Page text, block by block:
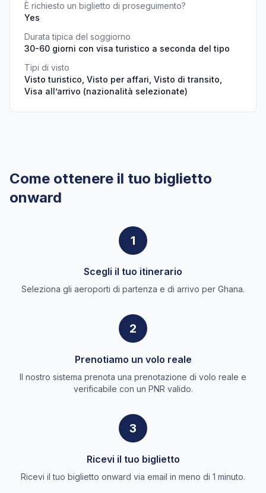
È richiesto un biglietto di proseguimento?
Yes
Durata tipica del soggiorno
30-60 giorni con visa turistico a seconda del tipo
Tipi di visto
Visto turistico, Visto per affari, Visto di transito,
Visa all’arrivo (nazionalità selezionate)
Come ottenere il tuo biglietto
onward
1
Scegli il tuo itinerario
Seleziona gli aeroporti di partenza e di arrivo per Ghana.
2
Prenotiamo un volo reale
Il nostro sistema prenota una prenotazione di volo reale e
verificabile con un PNR valido.
3
Ricevi il tuo biglietto
Ricevi il tuo biglietto onward via email in meno di 1 minuto.